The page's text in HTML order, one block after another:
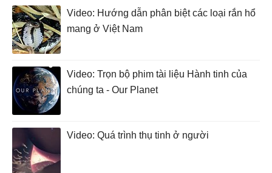
Video: Hướng dẫn phân biệt các loại rắn hổ
mang ở Việt Nam
Video: Trọn bộ phim tài liệu Hành tinh của
chúng ta - Our Planet
Video: Quá trình thụ tinh ở người